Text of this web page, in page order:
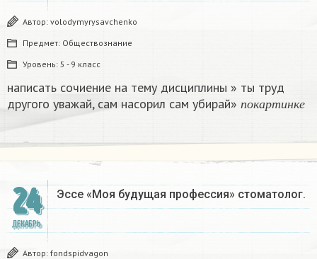
Автор: volodymyrysavchenko
Предмет: Обществознание
Уровень: 5 - 9 класс
написать сочиение на тему дисциплины » ты труд
другого уважай, сам насорил сам убирай»
п о ка р т и н ке
по карт
24
ДЕКАБРЬ
Эссе «Моя будущая профессия» стоматолог.
Автор: fondspidvagon